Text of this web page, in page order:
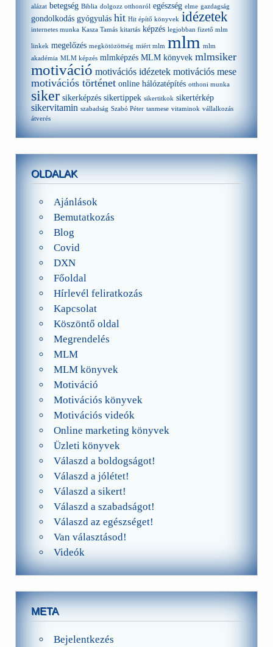
alázat betegség Biblia dolgozz otthonról egészség elme gazdagság
gondolkodás gyógyulás hit Hit építő könyvek idézetek
internetes munka Kasza Tamás kitartás képzés legjobban fizető mlm
linkek megelőzés megkötözöttség miért mlm mlm mlm
akadémia MLM képzés mlmképzés MLM könyvek mlmsiker
motiváció motivációs idézetek motivációs mese
motivációs történet online hálózatépítés otthoni munka
siker sikerképzés sikertippek sikertitkok sikertérkép
sikervitamin szabadság Szabó Péter tanmese vitaminok vállalkozás
átverés
OLDALAK
Ajánlások
Bemutatkozás
Blog
Covid
DXN
Főoldal
Hírlevél feliratkozás
Kapcsolat
Köszöntő oldal
Megrendelés
MLM
MLM könyvek
Motiváció
Motivációs könyvek
Motivációs videók
Online marketing könyvek
Üzleti könyvek
Válaszd a boldogságot!
Válaszd a jólétet!
Válaszd a sikert!
Válaszd a szabadságot!
Válaszd az egészséget!
Van választásod!
Videók
META
Bejelentkezés